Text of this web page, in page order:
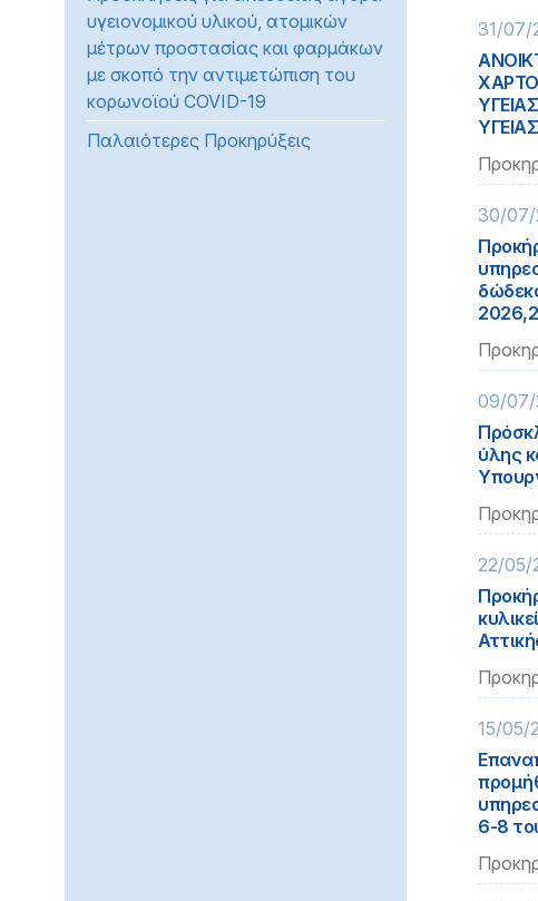
προβλήματα
χρησιμοποιούν
πρόγραμμα
υγειονομικού υλικού, ατομικών
μέτρων προστασίας και φαρμάκων
με σκοπό την αντιμετώπιση του
κορωνοϊού COVID-19
Παλαιότερες Προκηρύξεις
31/07/
30/07/
09/07/
ύλης
22/05/
15/05/
6-8